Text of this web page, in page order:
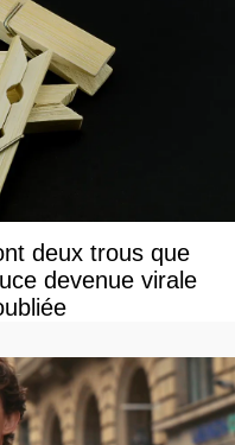
deux trous que
devenue virale